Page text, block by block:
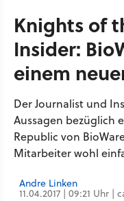
Knights of
Insider:
einem
Der Journalist und
Aussagen bezüglich
Republic von
Mitarbeiter wohl
Andre Linken
11.04.2017 | 09:21 Uhr |